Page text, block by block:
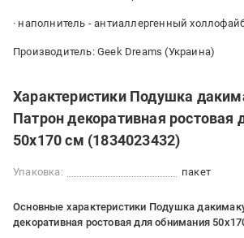
· наполнитель - антиаллергенный
Производитель: Geek Dreams (Украина)
Характеристики Подушка
Патрон декоративная ростовая
50x170 см (1834023432)
Упаковка: пакет
Основные характеристики Подушка
декоративная ростовая для обнимания